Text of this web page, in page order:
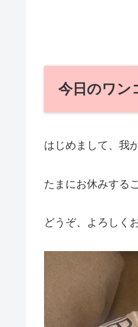
今日のワン
はじめまして、我
たまにお休みする
どうぞ、よろしく